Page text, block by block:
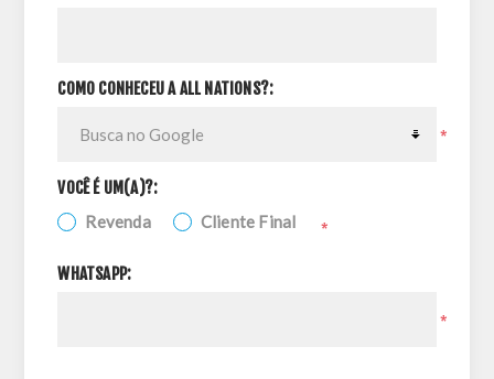
COMO CONHECEU A ALL NATIONS?:
*
VOCÊ É UM(A)?:
Revenda Cliente Final *
WHATSAPP:
*